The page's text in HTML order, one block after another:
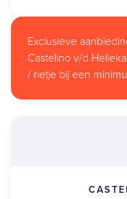
Exclusieve
Castelino v/d Helle
/ rietje bij een